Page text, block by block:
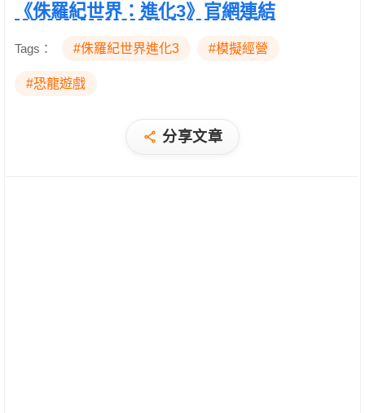
《侏羅紀世界：進化3》官網連結
Tags： #侏羅紀世界進化3 #模擬經營
#恐龍遊戲
分享文章